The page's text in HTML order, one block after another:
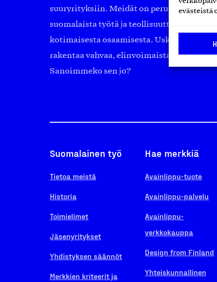
evästeistä
suuryrityksiin. Meidät on perustettu yli
suomalaista työtä ja teollisuutta sekä
kotimaisesta osaamisesta. Uskomme yhä,
rakentaa vahvaa, elinvoimaista
Sanoimmeko sen jo?
Suomalainen työ
Tietoa meistä
Historia
Toimielimet
Jäsenyritykset
Yhdistyksen säännöt
Merkkien kriteerit ja
Hae merkkiä
Avainlippu-tuote
Avainlippu-palvelu
Avainlippu-
verkkokauppa
Design from Finland
Yhteiskunnallinen